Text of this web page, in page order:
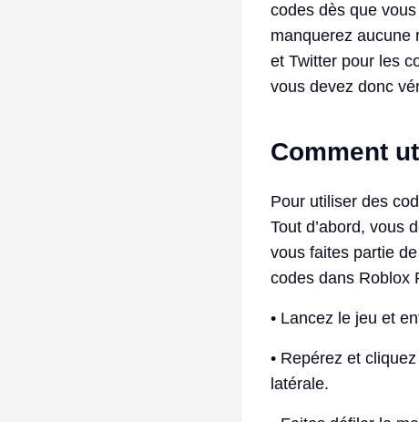
codes dès que
manquerez aucune
et Twitter pour les
vous devez donc
Comment
Pour utiliser des
Tout d’abord, vous
vous faites partie
codes dans Roblox
• Lancez le jeu et
• Repérez et
latérale.